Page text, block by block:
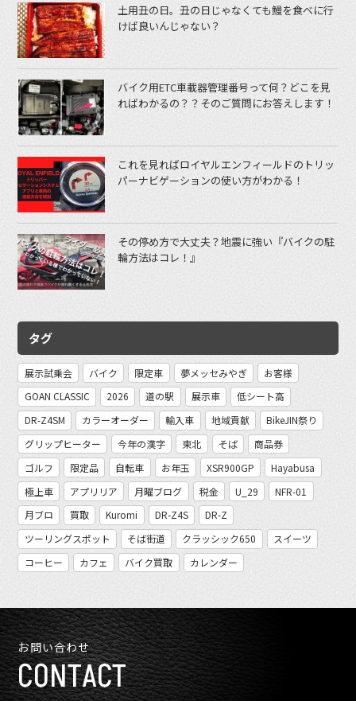
土用丑の日。丑の日じゃなくても鰻を食べに行
けば良いんじゃない？
バイク用ETC車載器管理番号って何？どこを見
ればわかるの？？そのご質問にお答えします！
これを見ればロイヤルエンフィールドのトリッ
パーナビゲーションの使い方がわかる！
その停め方で大丈夫？地震に強い『バイクの駐
輪方法はコレ！』
タグ
展示試乗会 バイク 限定車 夢メッセみやぎ
お客様
GOAN CLASSIC
2026 道の駅 展示車
低シート高
DR-Z4SM
カラーオーダー 輸入車 地域貢献
BikeJIN祭り
グリップヒーター
今年の漢字 東北 そば
商品券
ゴルフ
限定品 自転車 お年玉 XSR900GP
Hayabusa
極上車
アプリリア 月曜ブログ 税金 U_29
NFR-01
月ブロ
買取 Kuromi DR-Z4S
DR-Z
ツーリングスポット
そば街道 クラッシック650
スイーツ
コーヒー
カフェ バイク買取 カレンダー
お問い合わせ
CONTACT